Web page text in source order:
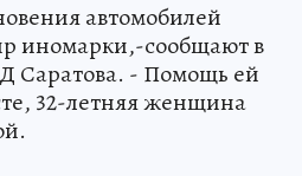
автомобилей
иномарки,-сообщают в
Саратова. - Помощь ей
32-летняя женщина